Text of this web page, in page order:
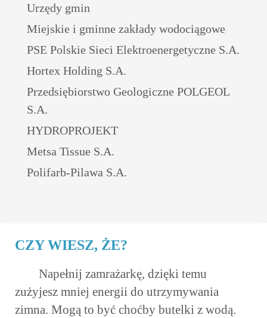
Urzędy gmin
Miejskie i gminne zakłady wodociągowe
PSE Polskie Sieci Elektroenergetyczne S.A.
Hortex Holding S.A.
Przedsiębiorstwo Geologiczne POLGEOL
S.A.
HYDROPROJEKT
Metsa Tissue S.A.
Polifarb-Pilawa S.A.
CZY WIESZ, ŻE?
Napełnij zamrażarkę, dzięki temu
zużyjesz mniej energii do utrzymywania
zimna. Mogą to być choćby butelki z wodą.